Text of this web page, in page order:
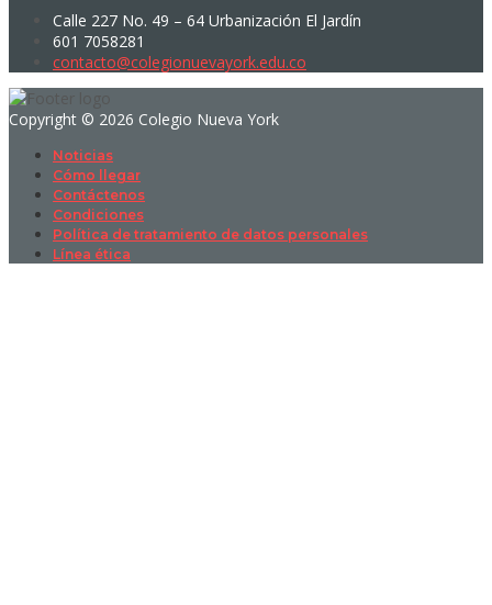
Calle 227 No. 49 – 64 Urbanización El Jardín
601 7058281
contacto@colegionuevayork.edu.co
Copyright © 2026 Colegio Nueva York
Noticias
Cómo llegar
Contáctenos
Condiciones
Política de tratamiento de datos personales
Línea ética